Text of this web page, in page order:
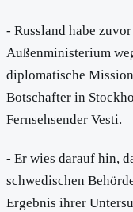
- Russland habe
Außenministerium
diplomatische
Botschafter in
Fernsehsender Vesti.
- Er wies darauf hin,
schwedischen
Ergebnis ihrer